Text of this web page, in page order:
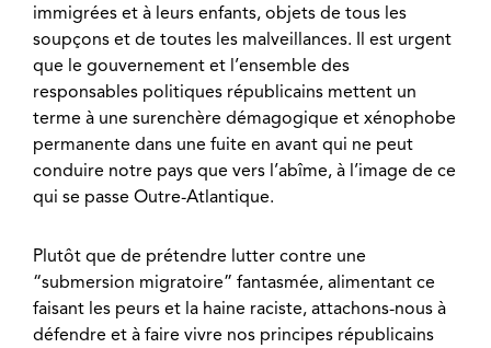
immigrées et à leurs enfants, objets de tous les
soupçons et de toutes les malveillances. Il est urgent
que le gouvernement et l’ensemble des
responsables politiques républicains mettent un
terme à une surenchère démagogique et xénophobe
permanente dans une fuite en avant qui ne peut
conduire notre pays que vers l’abîme, à l’image de ce
qui se passe Outre-Atlantique.
Plutôt que de prétendre lutter contre une
“submersion migratoire” fantasmée, alimentant ce
faisant les peurs et la haine raciste, attachons-nous à
défendre et à faire vivre nos principes républicains